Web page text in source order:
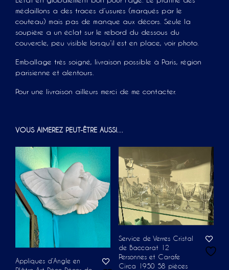
médaillons a des traces d’usures (marqués par le
couteau) mais pas de manque aux décors. Seule la
soupière a un éclat sur le rebord du dessous du
couvercle, peu visible lorsqu’il est en place, voir photo.
Emballage très soigné, livraison possible à Paris, région
parisienne et alentours.
Pour une livraison ailleurs merci de me contacter.
VOUS AIMEREZ PEUT-ÊTRE AUSSI…
Appliques d’Angle en
Service de Verres Cristal
de Baccarat 12
Personnes et Carafe
Circa 1950 58 pièces